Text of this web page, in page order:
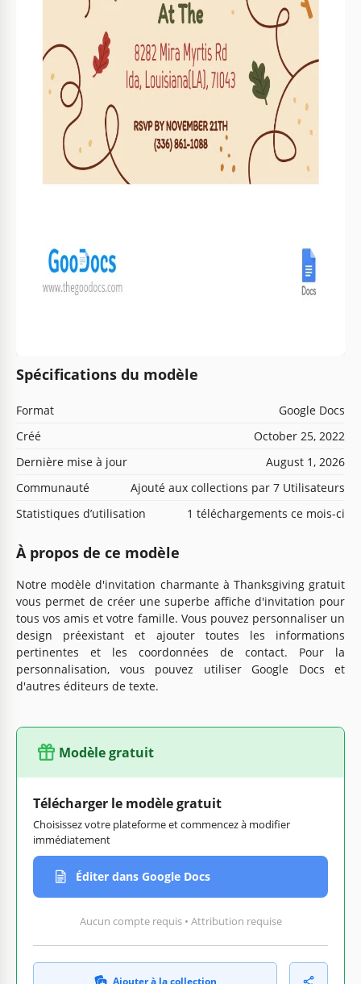
Spécifications du modèle
Format
Google Docs
Créé
October 25, 2022
Dernière mise à jour
August 1, 2026
Communauté
Ajouté aux collections par 7 Utilisateurs
Statistiques d’utilisation
1 téléchargements ce mois-ci
À propos de ce modèle
Notre modèle d'invitation charmante à Thanksgiving gratuit
vous permet de créer une superbe affiche d'invitation pour
tous vos amis et votre famille. Vous pouvez personnaliser un
design préexistant et ajouter toutes les informations
pertinentes et les coordonnées de contact. Pour la
personnalisation, vous pouvez utiliser Google Docs et
d'autres éditeurs de texte.
Modèle gratuit
Télécharger le modèle gratuit
Choisissez votre plateforme et commencez à modifier
immédiatement
Éditer dans Google Docs
Aucun compte requis • Attribution requise
Ajouter à la collection